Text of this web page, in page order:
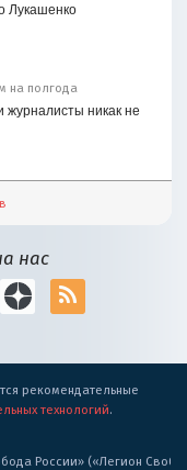
Лукашенко
на полгода
журналисты никак не
нас
рекомендательные
технологий.
России» («Легион